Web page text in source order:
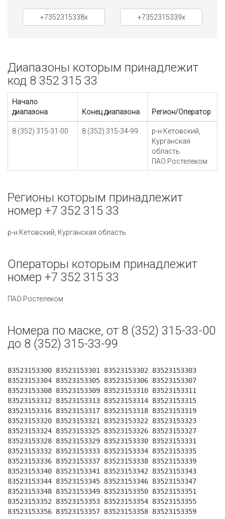
+7352315338x +7352315339x
Диапазоны которым принадлежит
код 8 352 315 33
Начало
диапазона
Конец диапазона Регион/Оператор
8 (352) 315-31-00 8 (352) 315-34-99
р-н Кетовский,
Курганская
область
ПАО Ростелеком
Регионы которым принадлежит
номер +7 352 315 33
р-н Кетовский, Курганская область
Операторы которым принадлежит
номер +7 352 315 33
ПАО Ростелеком
Номера по маске, от 8 (352) 315-33-00
до 8 (352) 315-33-99
83523153300 83523153301 83523153302 83523153303
83523153304 83523153305 83523153306 83523153307
83523153308 83523153309 83523153310 83523153311
83523153312 83523153313 83523153314 83523153315
83523153316 83523153317 83523153318 83523153319
83523153320 83523153321 83523153322 83523153323
83523153324 83523153325 83523153326 83523153327
83523153328 83523153329 83523153330 83523153331
83523153332 83523153333 83523153334 83523153335
83523153336 83523153337 83523153338 83523153339
83523153340 83523153341 83523153342 83523153343
83523153344 83523153345 83523153346 83523153347
83523153348 83523153349 83523153350 83523153351
83523153352 83523153353 83523153354 83523153355
83523153356 83523153357 83523153358 83523153359